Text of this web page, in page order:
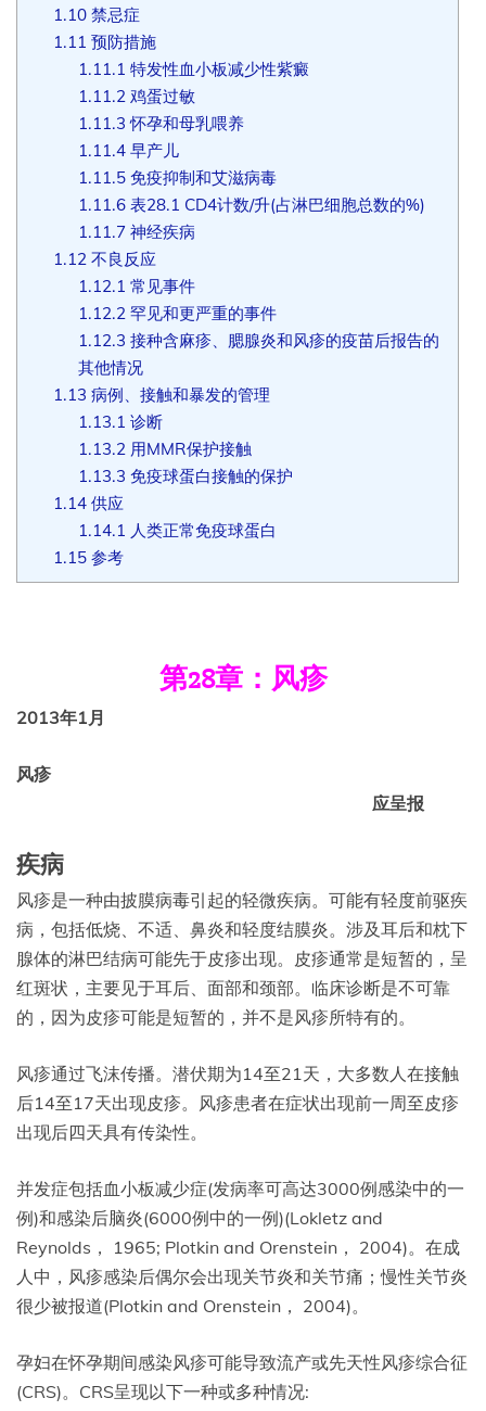
1.10禁忌症
1.11 预防措施
1.11.1 特发性血小板减少性紫癜
1.11.2鸡蛋过敏
1.11.3 怀孕和母乳喂养
1.11.4早产儿
1.11.5免疫抑制和艾滋病毒
1.11.6表28.1 CD4计数/升(占淋巴细胞总数的%)
1.11.7神经疾病
1.12不良反应
1.12.1 常见事件
1.12.2罕见和更严重的事件
1.12.3 接种含麻疹、腮腺炎和风疹的疫苗后报告的
其他情况
1.13 病例、接触和暴发的管理
1.13.1 诊断
1.13.2用MMR保护接触
1.13.3 免疫球蛋白接触的保护
1.14供应
1.14.1 人类正常免疫球蛋白
1.15参考
第28章： 风疹
2013年1月
风疹
应呈报
疾病
风疹是一种由披膜病毒引起的轻微疾病。可能有轻度前驱疾
病，包括低烧、不适、鼻炎和轻度结膜炎。涉及耳后和枕下
腺体的淋巴结病可能先于皮疹出现。皮疹通常是短暂的，呈
红斑状，主要见于耳后、面部和颈部。临床诊断是不可靠
的，因为皮疹可能是短暂的，并不是风疹所特有的。
风疹通过飞沫传播。潜伏期为14至21天，大多数人在接触
后14至17天出现皮疹。风疹患者在症状出现前一周至皮疹
出现后四天具有传染性。
并发症包括血小板减少症(发病率可高达3000例感染中的一
例)和感染后脑炎(6000例中的一例)(Lokletz and
Reynolds， 1965; Plotkin and Orenstein， 2004)。在成
人中，风疹感染后偶尔会出现关节炎和关节痛；慢性关节炎
很少被报道(Plotkin and Orenstein， 2004)。
孕妇在怀孕期间感染风疹可能导致流产或先天性风疹综合征
(CRS)。CRS呈现以下一种或多种情况: